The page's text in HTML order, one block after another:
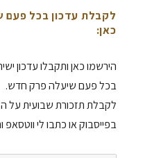
לקבלת עדכון בכל פעם
כאן:
הירשמו כאן ותקבלו עדכון
בכל פעם שיעלה פרק חדש.
לקבלת תזכורת שבועית על
בפייסבוק או כתבו לי ווטסאפ